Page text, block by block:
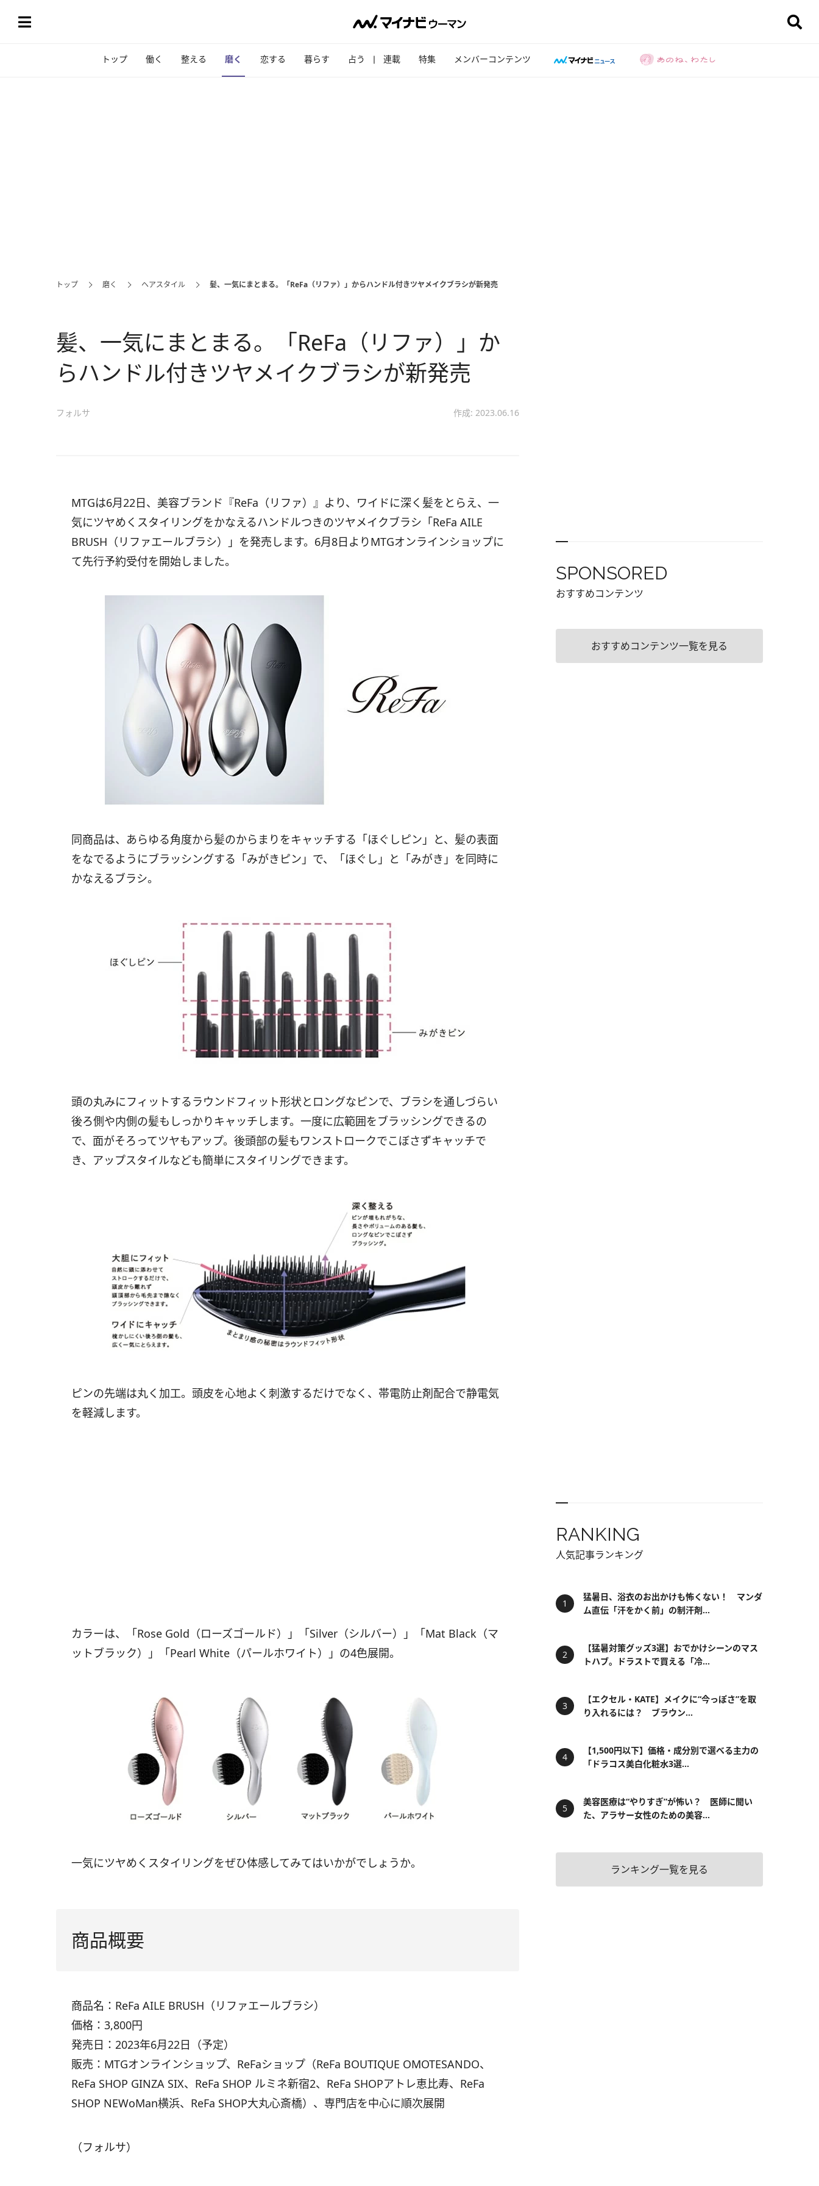
トップ 働く 整える 磨く 恋する 暮らす 占う 連載 特集 メンバーコンテンツ
トップ 磨く ヘアスタイル 髪、一気にまとまる。「ReFa（リファ）」からハンドル付きツヤメイクブラシが新発売
髪、一気にまとまる。「ReFa（リファ）」か
らハンドル付きツヤメイクブラシが新発売
フォルサ 作成: 2023.06.16
MTGは6月22日、美容ブランド『ReFa（リファ）』より、ワイドに深く髪をとらえ、一
気にツヤめくスタイリングをかなえるハンドルつきのツヤメイクブラシ「ReFa AILE
BRUSH（リファエールブラシ）」を発売します。6月8日よりMTGオンラインショップに
て先行予約受付を開始しました。
同商品は、あらゆる角度から髪のからまりをキャッチする「ほぐしピン」と、髪の表面
をなでるようにブラッシングする「みがきピン」で、「ほぐし」と「みがき」を同時に
かなえるブラシ。
頭の丸みにフィットするラウンドフィット形状とロングなピンで、ブラシを通しづらい
後ろ側や内側の髪もしっかりキャッチします。一度に広範囲をブラッシングできるの
で、面がそろってツヤもアップ。後頭部の髪もワンストロークでこぼさずキャッチで
き、アップスタイルなども簡単にスタイリングできます。
ピンの先端は丸く加工。頭皮を心地よく刺激するだけでなく、帯電防止剤配合で静電気
を軽減します。
カラーは、「Rose Gold（ローズゴールド）」「Silver（シルバー）」「Mat Black（マ
ットブラック）」「Pearl White（パールホワイト）」の4色展開。
一気にツヤめくスタイリングをぜひ体感してみてはいかがでしょうか。
商品概要
商品名：ReFa AILE BRUSH（リファエールブラシ）
価格：3,800円
発売日：2023年6月22日（予定）
販売：MTGオンラインショップ、ReFaショップ（ReFa BOUTIQUE OMOTESANDO、
ReFa SHOP GINZA SIX、ReFa SHOP ルミネ新宿2、ReFa SHOPアトレ恵比寿、ReFa
SHOP NEWoMan横浜、ReFa SHOP大丸心斎橋）、専門店を中心に順次展開
（フォルサ）
SPONSORED
おすすめコンテンツ
おすすめコンテンツ一覧を見る
RANKING
人気記事ランキング
猛暑日、浴衣のお出かけも怖くない！ マンダ
ム直伝「汗をかく前」の制汗剤...
【猛暑対策グッズ3選】おでかけシーンのマス
トハブ。ドラストで買える「冷...
【エクセル・KATE】メイクに“今っぽさ”を取
り入れるには？ ブラウン...
【1,500円以下】価格・成分別で選べる主力の
「ドラコス美白化粧水3選...
美容医療は“やりすぎ”が怖い？ 医師に聞い
た、アラサー女性のための美容...
ランキング一覧を見る